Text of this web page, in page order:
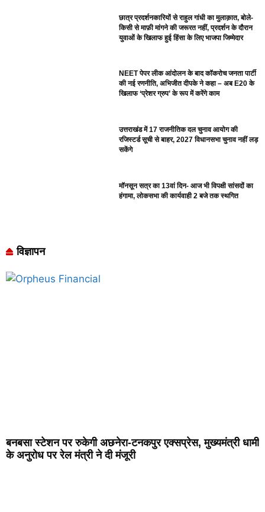
छात्र प्रदर्शनकारियों से राहुल गांधी का मुलाक़ात, बोले-
किसी से माफ़ी मांगने की जरूरत नहीं, प्रदर्शन के दौरान
युवाओं के खिलाफ हुई हिंसा के लिए भाजपा जिम्मेदार
NEET पेपर लीक आंदोलन के बाद कॉकरोच जनता पार्टी
की नई रणनीति, अभिजीत दीपके ने कहा – अब E20 के
खिलाफ ‘प्रेशर ग्रुप’ के रूप में करेंगे काम
उत्तराखंड में 17 राजनीतिक दल चुनाव आयोग की
रजिस्टर्ड सूची से बाहर, 2027 विधानसभा चुनाव नहीं लड़
सकेंगे
मॉनसून सत्र का 13वां दिन- आज भी विपक्षी सांसदों का
हंगामा, लोकसभा की कार्यवाही 2 बजे तक स्थगित
विज्ञापन
बनबसा स्टेशन पर रुकेगी अछनेरा-टनकपुर एक्सप्रेस, मुख्यमंत्री धामी
के अनुरोध पर रेल मंत्री ने दी मंजूरी